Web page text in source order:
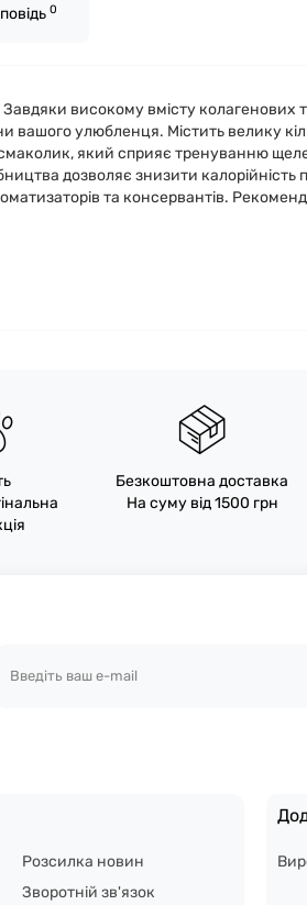
0
високому вмісту колагенових
улюбленця. Містить велику
який сприяє тренуванню
дозволяє знизити калорійність
та консервантів.
Безкоштовна доставка
На суму від 1500 грн
Розсилка новин
Зворотній зв'язок